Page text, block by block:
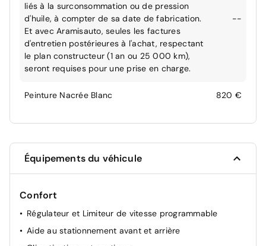
liés à la surconsommation ou de pression
d'huile, à compter de sa date de fabrication.
Et avec Aramisauto, seules les factures
d'entretien postérieures à l'achat, respectant
le plan constructeur (1 an ou 25 000 km),
seront requises pour une prise en charge.
--
Peinture Nacrée Blanc 820 €
Équipements du véhicule
Confort
Régulateur et Limiteur de vitesse programmable
Aide au stationnement avant et arrière